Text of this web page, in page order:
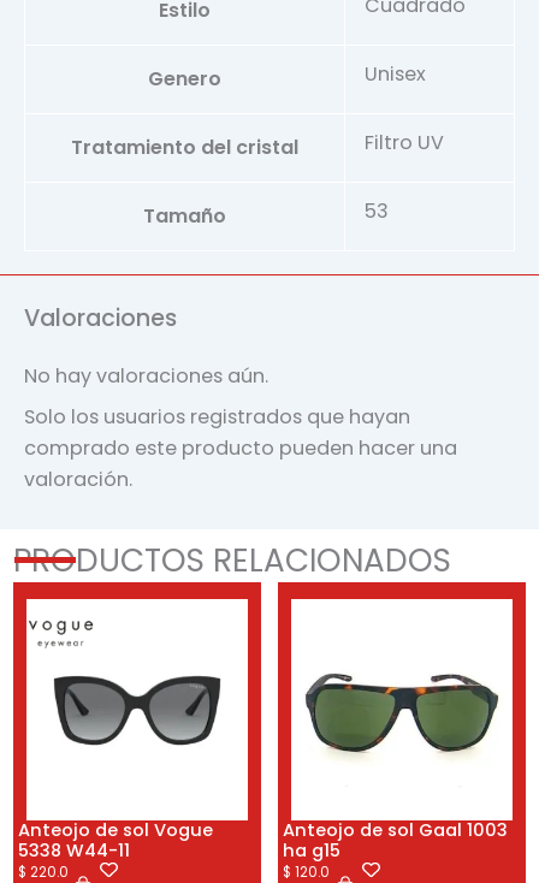
Estilo
Genero Unisex
Tratamiento del cristal Filtro UV
Tamaño 53
Valoraciones
No hay valoraciones aún.
Solo los usuarios registrados que hayan
comprado este producto pueden hacer una
valoración.
PRODUCTOS RELACIONADOS
Anteojo de sol Vogue
5338 W44-11
$ 220.0
Anteojo de sol Gaal 1003
ha g15
$ 120.0